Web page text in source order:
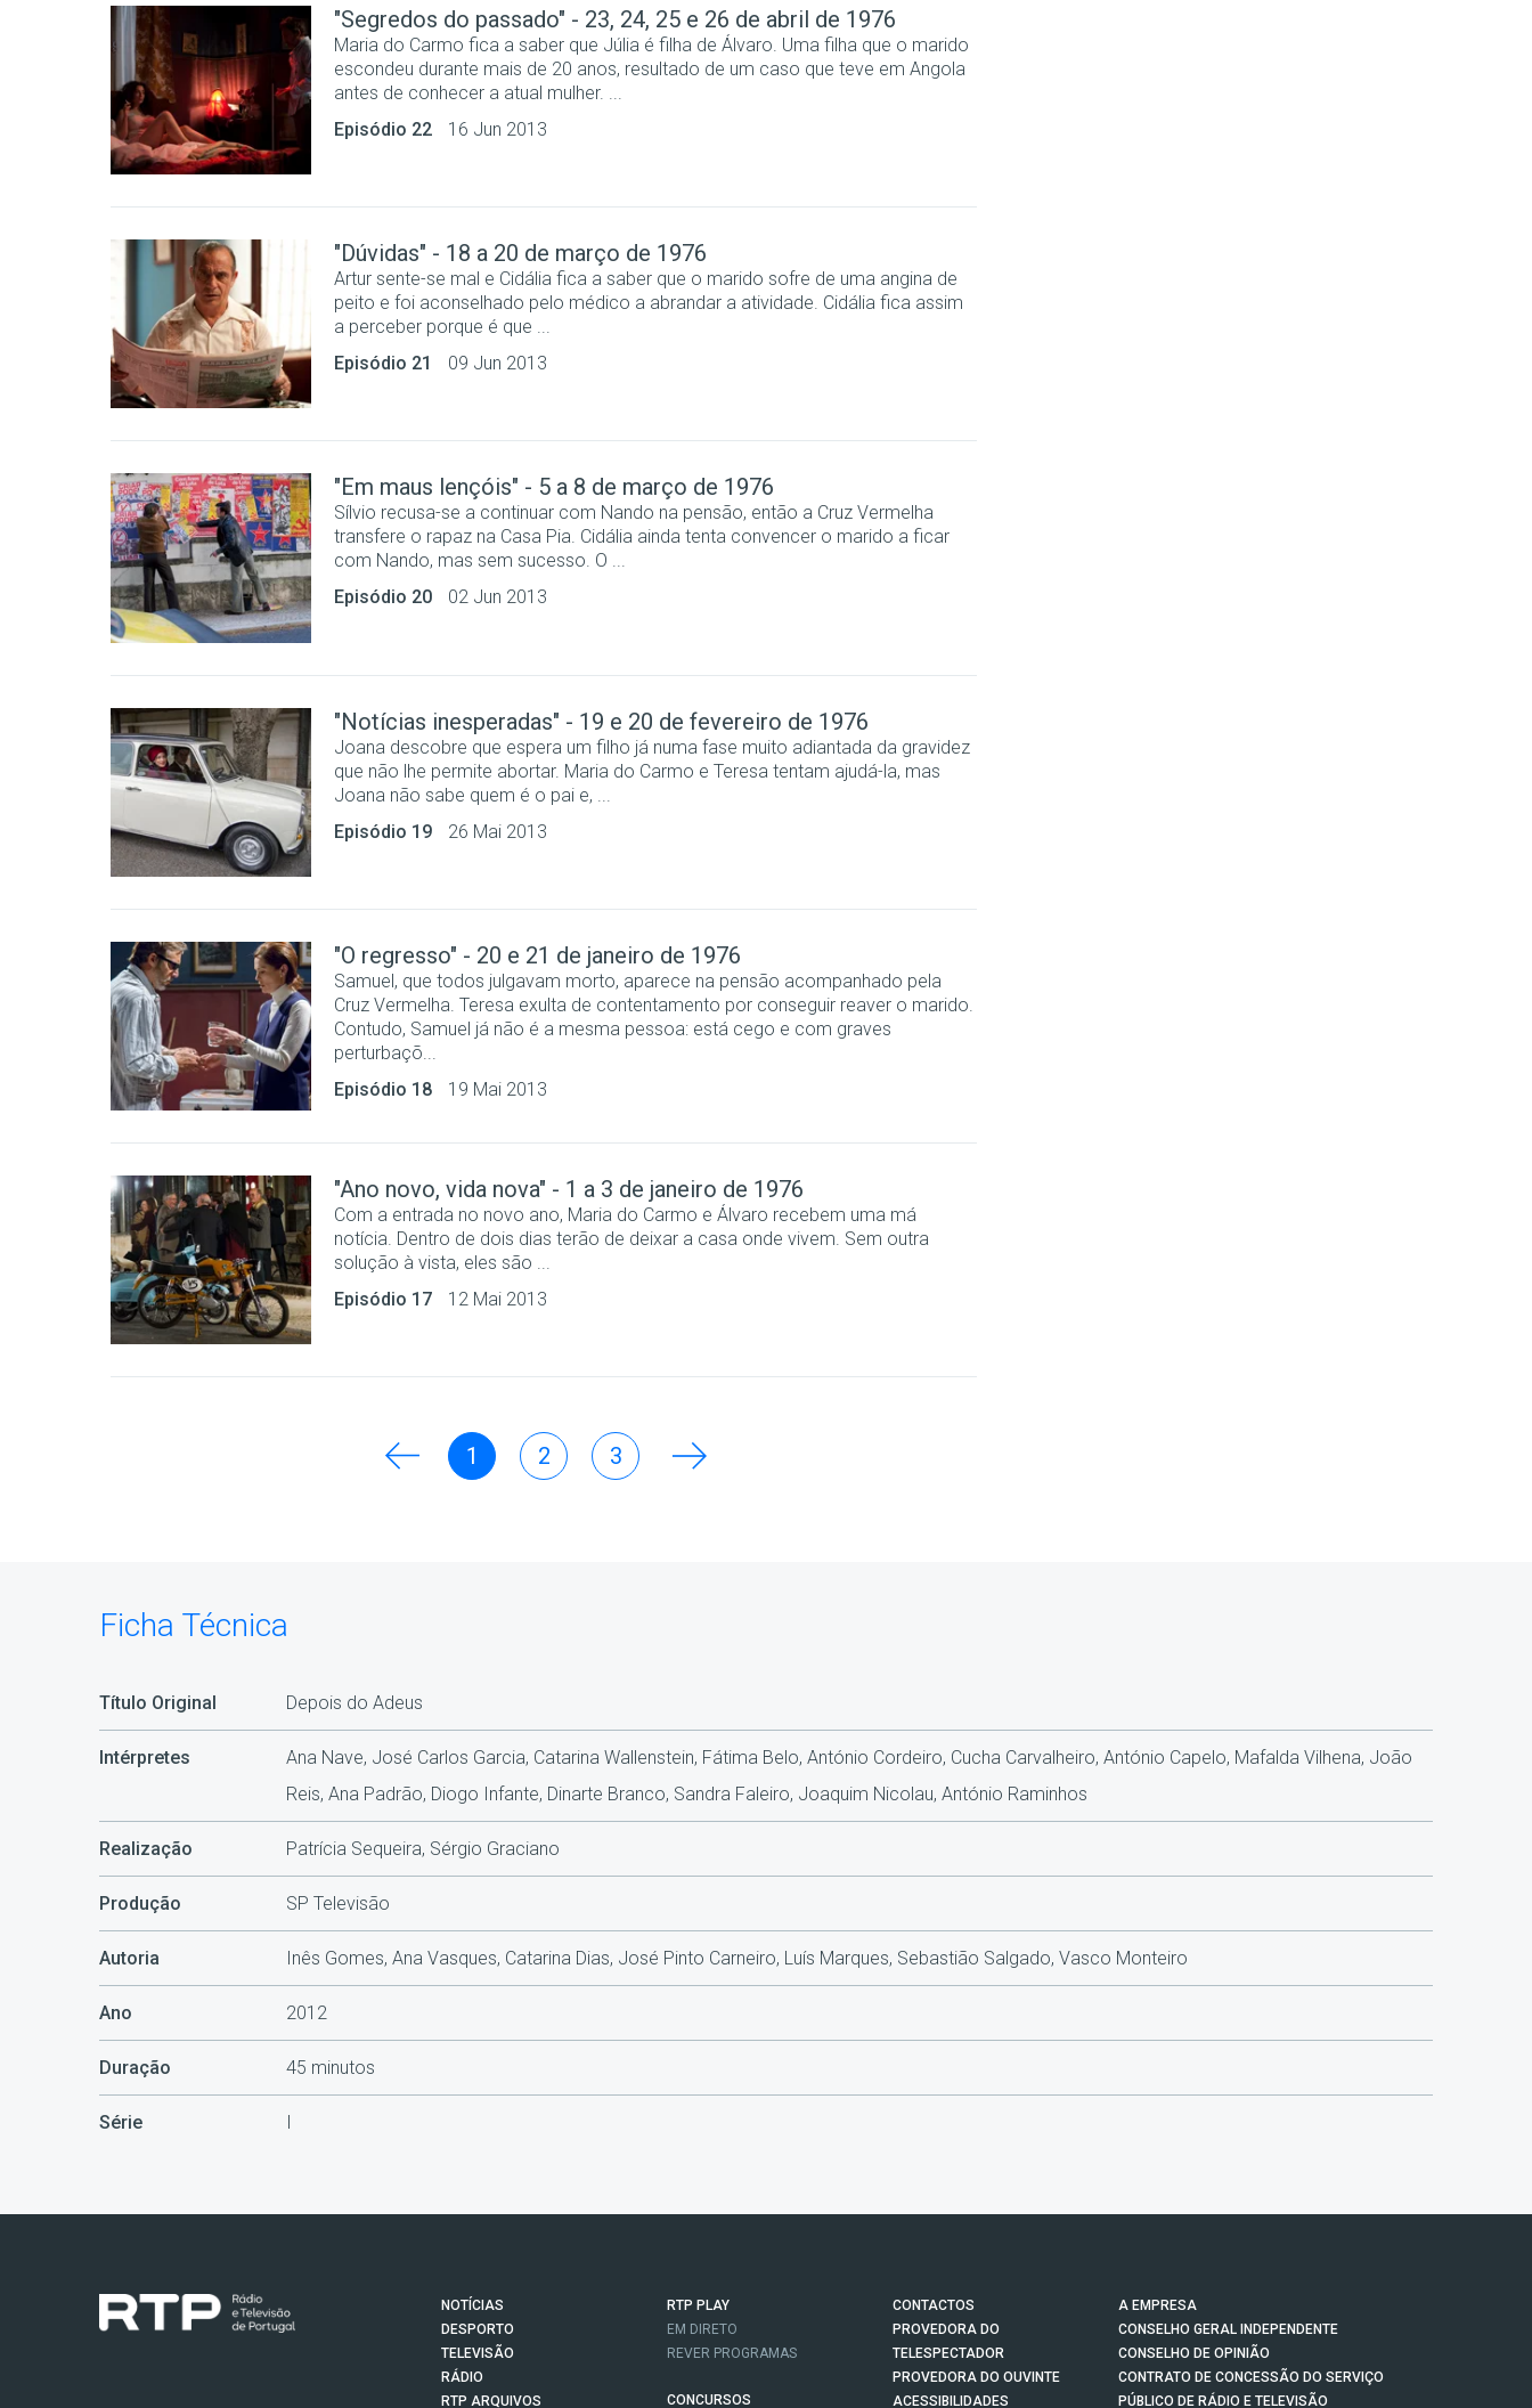
"Segredos do passado" - 23, 24, 25 e 26 de abril de 1976
Maria do Carmo fica a saber que Júlia é filha de Álvaro. Uma filha que o marido
escondeu durante mais de 20 anos, resultado de um caso que teve em Angola
antes de conhecer a atual mulher. ...
Episódio 22
16 Jun 2013
"Dúvidas" - 18 a 20 de março de 1976
Artur sente-se mal e Cidália fica a saber que o marido sofre de uma angina de
peito e foi aconselhado pelo médico a abrandar a atividade. Cidália fica assim
a perceber porque é que ...
Episódio 21
09 Jun 2013
"Em maus lençóis" - 5 a 8 de março de 1976
Sílvio recusa-se a continuar com Nando na pensão, então a Cruz Vermelha
transfere o rapaz na Casa Pia. Cidália ainda tenta convencer o marido a ficar
com Nando, mas sem sucesso. O ...
Episódio 20
02 Jun 2013
"Notícias inesperadas" - 19 e 20 de fevereiro de 1976
Joana descobre que espera um filho já numa fase muito adiantada da gravidez
que não lhe permite abortar. Maria do Carmo e Teresa tentam ajudá-la, mas
Joana não sabe quem é o pai e, ...
Episódio 19
26 Mai 2013
"O regresso" - 20 e 21 de janeiro de 1976
Samuel, que todos julgavam morto, aparece na pensão acompanhado pela
Cruz Vermelha. Teresa exulta de contentamento por conseguir reaver o marido.
Contudo, Samuel já não é a mesma pessoa: está cego e com graves
perturbaçõ...
Episódio 18
19 Mai 2013
"Ano novo, vida nova" - 1 a 3 de janeiro de 1976
Com a entrada no novo ano, Maria do Carmo e Álvaro recebem uma má
notícia. Dentro de dois dias terão de deixar a casa onde vivem. Sem outra
solução à vista, eles são ...
Episódio 17
12 Mai 2013
1 2 3
Ficha Técnica
Título Original Depois do Adeus
Intérpretes
Ana Nave, José Carlos Garcia, Catarina Wallenstein, Fátima Belo, António Cordeiro, Cucha Carvalheiro, António Capelo, Mafalda Vilhena, João
Reis, Ana Padrão, Diogo Infante, Dinarte Branco, Sandra Faleiro, Joaquim Nicolau, António Raminhos
Realização Patrícia Sequeira, Sérgio Graciano
Produção SP Televisão
Autoria Inês Gomes, Ana Vasques, Catarina Dias, José Pinto Carneiro, Luís Marques, Sebastião Salgado, Vasco Monteiro
Ano 2012
Duração 45 minutos
Série
NOTÍCIAS
DESPORTO
TELEVISÃO
RÁDIO
RTP ARQUIVOS
RTP PLAY
EM DIRETO
REVER PROGRAMAS
CONCURSOS
CONTACTOS
PROVEDORA DO
TELESPECTADOR
PROVEDORA DO OUVINTE
ACESSIBILIDADES
A EMPRESA
CONSELHO GERAL INDEPENDENTE
CONSELHO DE OPINIÃO
CONTRATO DE CONCESSÃO DO SERVIÇO
PÚBLICO DE RÁDIO E TELEVISÃO